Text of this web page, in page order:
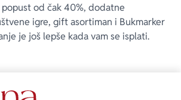
od čak 40%, dodatne
igre, gift asortiman i Bukmarker
je još lepše kada vam se isplati.